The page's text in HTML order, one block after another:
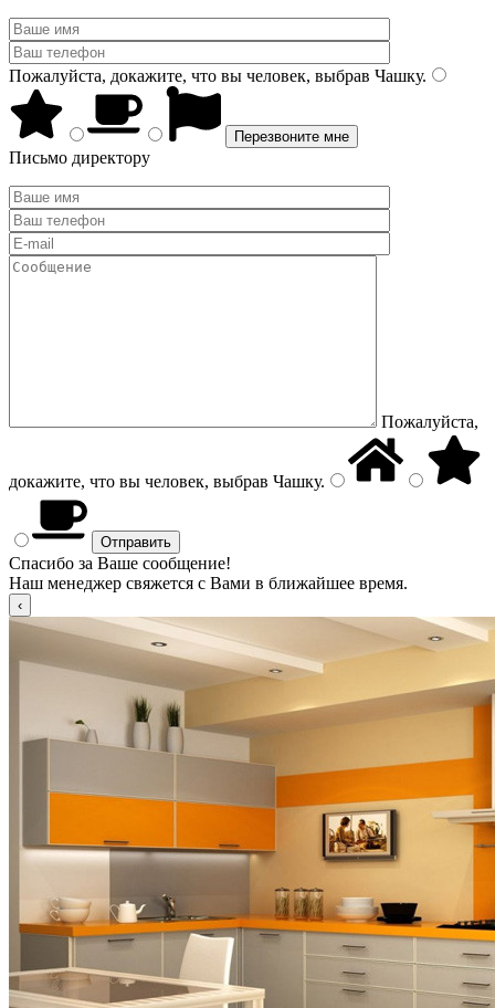
Пожалуйста, докажите, что вы человек, выбрав Чашку.
Письмо директору
Пожалуйста,
докажите, что вы человек, выбрав Чашку.
Спасибо за Ваше сообщение!
Наш менеджер свяжется с Вами в ближайшее время.